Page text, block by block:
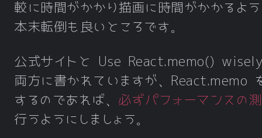
較に時間がかかり描画に時間がかかるよ
本末転倒も良いところです。
公式サイトと Use React.memo()
両方に書かれていますが、React.memo
するのであれば、 必ずパフォーマンスの
行うようにしましょう。